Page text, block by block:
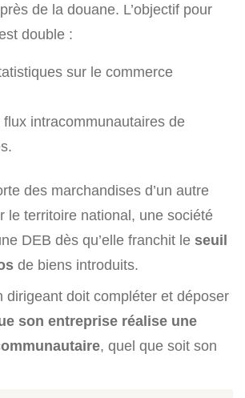
de la douane. L’objectif pour
double :
sur le commerce
intracommunautaires de
des marchandises d’un autre
le territoire national, une société
DEB dès qu’elle franchit le seuil
de biens introduits.
dirigeant doit compléter et déposer
son entreprise réalise une
, quel que soit son